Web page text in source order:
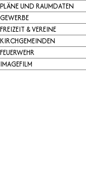
PLÄNE UND RAUMDATEN
GEWERBE
FREIZEIT & VEREINE
KIRCHGEMEINDEN
FEUERWEHR
IMAGEFILM